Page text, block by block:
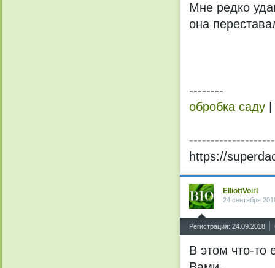
Мне редко
она
--------
обробка саду
--------------------
https://
ElliottVoirl
24 сентября
Регистрация: 24.09.2018
В этом что-то